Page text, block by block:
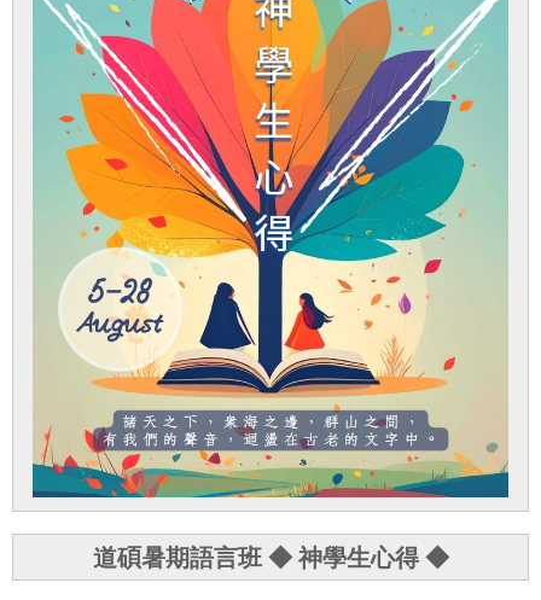
校園專題
下載專區
成員聯絡
法規專區
道碩暑期語言班 ◆ 神學生心得 ◆